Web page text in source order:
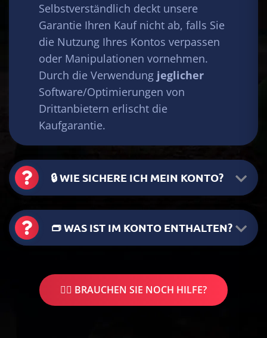
Selbstverständlich deckt unsere
Garantie Ihren Kauf nicht ab, falls Sie
die Nutzung Ihres Kontos verpassen
oder Manipulationen vornehmen.
Durch die Verwendung jeglicher
Software/Optimierungen von
Drittanbietern erlischt die
Kaufgarantie.
🔒 WIE SICHERE ICH MEIN KONTO?
👝 WAS IST IM KONTO ENTHALTEN?
🤷‍♂️ BRAUCHEN SIE NOCH HILFE?